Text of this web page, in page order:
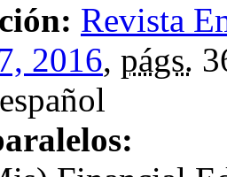
Revista
2016, págs.
español